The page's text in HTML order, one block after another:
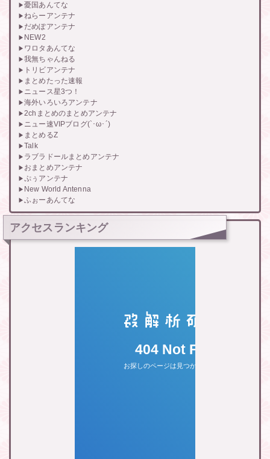
憂国あんてな
ねらーアンテナ
だめぽアンテナ
NEW2
ワロタあんてな
我無ちゃんねる
トリビアンテナ
まとめたった速報
ニュース星3つ！
海外いろいろアンテナ
2chまとめのまとめアンテナ
ニュー速VIPブログ(`･ω･´)
まとめるZ
Talk
ラブラドールまとめアンテナ
おまとめアンテナ
ぷぅアンテナ
New World Antenna
ふぉーあんてな
アクセスランキング